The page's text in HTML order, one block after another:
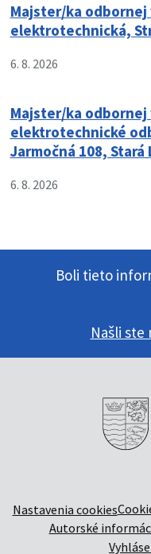
Majster/ka odbornej
elektrotechnická,
6. 8. 2026
Majster/ka
elektrotechnické
Jarmočná 108, Stará
6. 8. 2026
Boli tieto
Našli ste
Nastavenia cookies
Autorské